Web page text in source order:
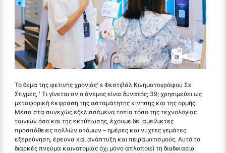
Το θέμα της φετινής χρονιάς' s Φεστιβάλ Κινηματογράφου Σε
Στιγμές, ' Τι γίνεται αν ο άνεμος είναι δυνατός; 39; χρησιμεύει ως
μεταφορική έκφραση της ασταμάτητης κίνησης και της ορμής.
Μέσα στα συνεχώς εξελισσόμενα τοπία τόσο της τεχνολογίας
ταινιών όσο και της εκτύπωσης, έχουμε δει αμείλικτες
προσπάθειες πολλών ατόμων – ημέρες και νύχτες γεμάτες
εξερεύνηση, έρευνα και ανάπτυξη και πειραματισμούς. Αυτό το
διαρκές πνεύμα καινοτομίας όχι μόνο απλοποιεί τη διαδικασία